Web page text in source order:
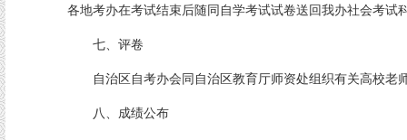
各地考办在考试结束后随同自学考试试卷送回我办社会考试
七、评卷
自治区自考办会同自治区教育厅师资处组织有关高校老
八、成绩公布